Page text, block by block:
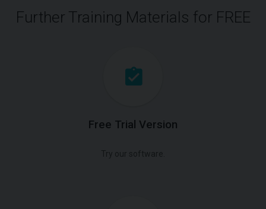
Further Training Materials for FREE
Free Trial Version